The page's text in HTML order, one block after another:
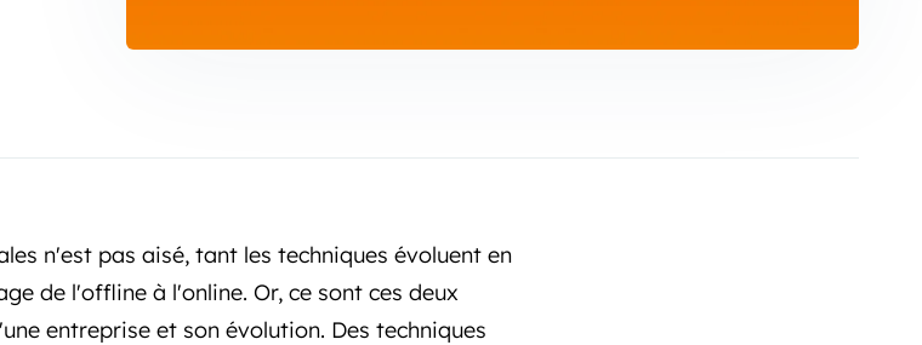
n'est pas aisé, tant les techniques évoluent en
de l'offline à l'online. Or, ce sont ces deux
entreprise et son évolution. Des techniques